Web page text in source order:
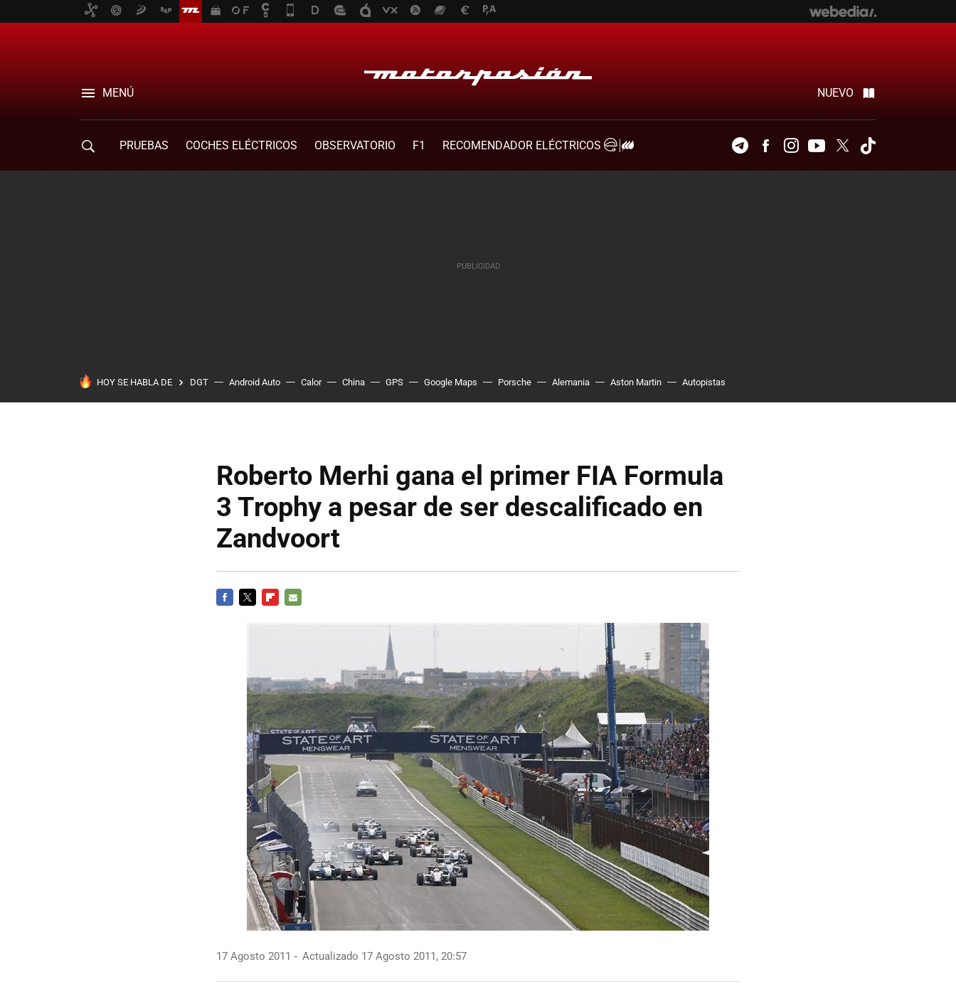
MENÚ NUEVO
PRUEBAS COCHES ELÉCTRICOS OBSERVATORIO F1
RECOMENDADOR ELÉCTRICOS
TelegramFacebookInstagramYoutubeTwitter
HOY SE HABLA DE DGT Android Auto Calor China GPS Google Maps Porsche Alemania Aston Martin Autopistas
Roberto Merhi gana el primer FIA Formula
3 Trophy a pesar de ser descalificado en
Zandvoort
17 Agosto 2011 Actualizado 17 Agosto 2011, 20:57